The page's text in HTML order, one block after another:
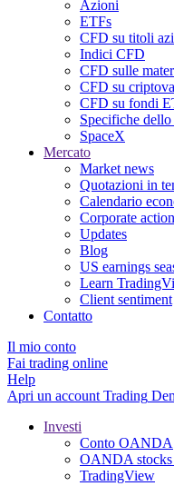
Azioni
ETFs
CFD su titoli
Indici CFD
CFD sulle
CFD su
CFD su fondi
Specifiche
SpaceX
Mercato
Market news
Quotazioni in
Calendario
Corporate
Updates
Blog
US earnings
Learn
Client sentiment
Contatto
Il mio conto
Fai trading online
Help
Apri un account Trading
Investi
Conto OANDA
OANDA stocks
TradingView